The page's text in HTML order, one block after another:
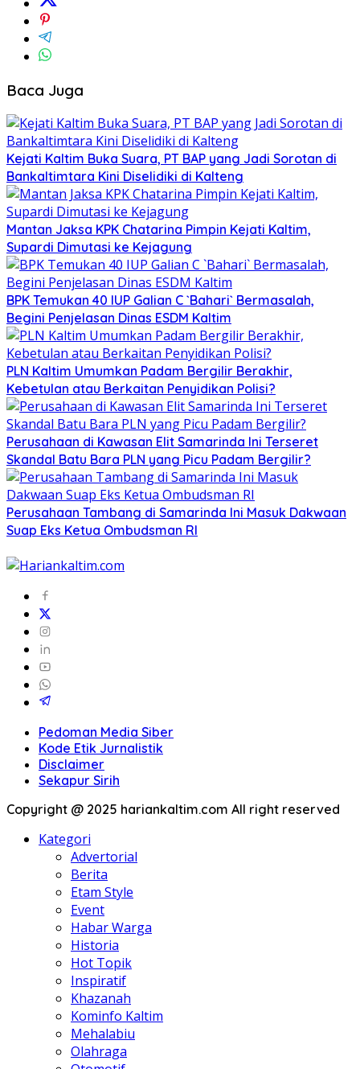
Baca Juga
Kejati Kaltim Buka Suara, PT BAP yang Jadi Sorotan di
Bankaltimtara Kini Diselidiki di Kalteng
Mantan Jaksa KPK Chatarina Pimpin Kejati Kaltim,
Supardi Dimutasi ke Kejagung
BPK Temukan 40 IUP Galian C `Bahari` Bermasalah,
Begini Penjelasan Dinas ESDM Kaltim
PLN Kaltim Umumkan Padam Bergilir Berakhir,
Kebetulan atau Berkaitan Penyidikan Polisi?
Perusahaan di Kawasan Elit Samarinda Ini Terseret
Skandal Batu Bara PLN yang Picu Padam Bergilir?
Perusahaan Tambang di Samarinda Ini Masuk Dakwaan
Suap Eks Ketua Ombudsman RI
Pedoman Media Siber
Kode Etik Jurnalistik
Disclaimer
Sekapur Sirih
Copyright @ 2025 hariankaltim.com All right reserved
Kategori
Advertorial
Berita
Etam Style
Event
Habar Warga
Historia
Hot Topik
Inspiratif
Khazanah
Kominfo Kaltim
Mehalabiu
Olahraga